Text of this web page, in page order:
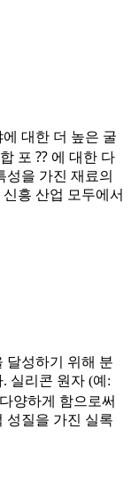
대한 더 높은 굴
포 ⁇ 에 대한 다
성을 가진 재료의
흥 산업 모두에서
달성하기 위해 분
실리콘 원자 (예:
양하게 함으로써
성질을 가진 실록